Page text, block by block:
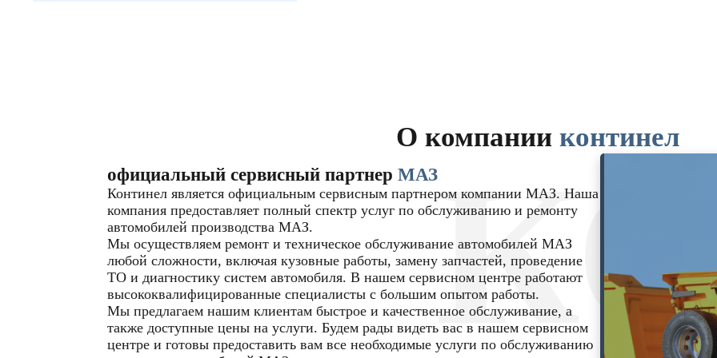
О компании континел
официальный сервисный партнерМАЗ
Континел является официальным сервисным партнером компании МАЗ. Наша
компания предоставляет полный спектр услуг по обслуживанию и ремонту
автомобилей производства МАЗ.
Мы осуществляем ремонт и техническое обслуживание автомобилей МАЗ
любой сложности, включая кузовные работы, замену запчастей, проведение
ТО и диагностику систем автомобиля. В нашем сервисном центре работают
высококвалифицированные специалисты с большим опытом работы.
Мы предлагаем нашим клиентам быстрое и качественное обслуживание, а
также доступные цены на услуги. Будем рады видеть вас в нашем сервисном
центре и готовы предоставить вам все необходимые услуги по обслуживанию